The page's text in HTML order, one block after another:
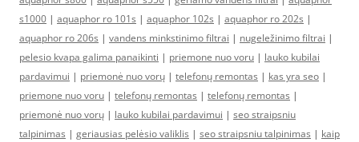
s1000 | aquaphor ro 101s | aquaphor 102s | aquaphor ro 202s |
aquaphor ro 206s | vandens minkstinimo filtrai | nugeležinimo filtrai |
pelesio kvapa galima panaikinti | priemone nuo voru | lauko kubilai
pardavimui | priemonė nuo vorų | telefonų remontas | kas yra seo |
priemone nuo voru | telefonų remontas | telefonų remontas |
priemonė nuo vorų | lauko kubilai pardavimui | seo straipsniu
talpinimas | geriausias pelėsio valiklis | seo straipsniu talpinimas | kaip